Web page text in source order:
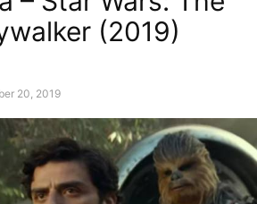
(2019)
20, 2019